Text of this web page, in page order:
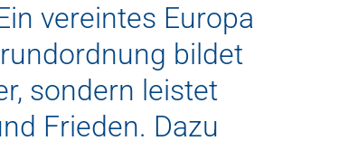
vereintes Europa
bildet
sondern leistet
Frieden. Dazu